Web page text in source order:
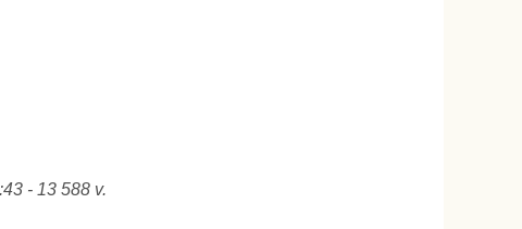
- 13 588 v.